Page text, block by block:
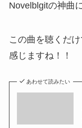
Novelblgitの神曲
この曲を聴くだ
感じますね！！
あわせて読みたい